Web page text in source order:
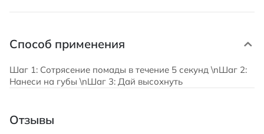
Способ применения
Шаг 1: Сотрясение помады в течение 5 секунд \nШаг 2:
Нанеси на губы \nШаг 3: Дай высохнуть
Отзывы